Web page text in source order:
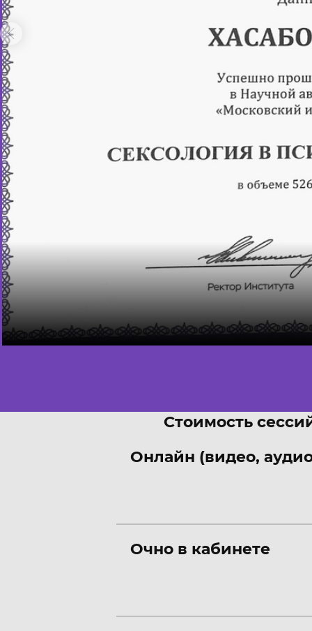
Стоимость
Онлайн (видео,
Очно в кабинете